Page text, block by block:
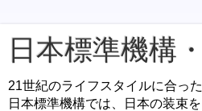
日本標準機構
21世紀のライフスタイルに合
日本標準機構では、日本の装束